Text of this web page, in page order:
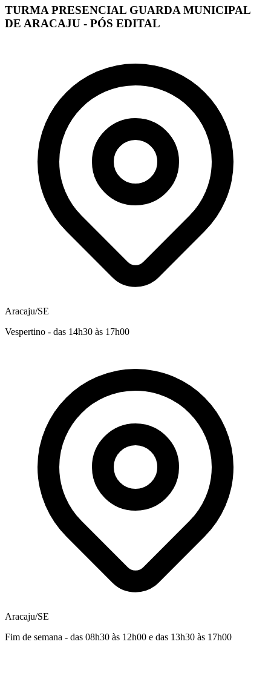
TURMA PRESENCIAL GUARDA MUNICIPAL
DE ARACAJU - PÓS EDITAL
Aracaju/SE
Vespertino - das 14h30 às 17h00
Aracaju/SE
Fim de semana - das 08h30 às 12h00 e das 13h30 às 17h00